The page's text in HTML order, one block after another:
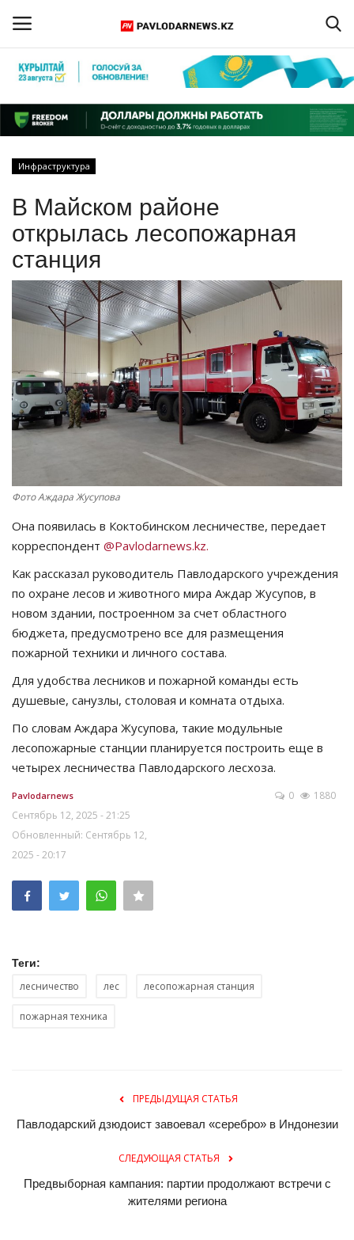
Регистрация
Главная
ПАВЛОДАРСКАЯ ОБЛАСТЬ
КАЗАХСТАН
МИР
СПЕЦПРОЕКТЫ
СПОРТ
Чек-лист
OFFICIAL
Курултай
Язык
Қазақша Русский
Инфраструктура
В Майском районе
открылась лесопожарная
станция
Фото Аждара Жусупова
Она появилась в Коктобинском лесничестве, передает
корреспондент @Pavlodarnews.kz.
Как рассказал руководитель Павлодарского учреждения
по охране лесов и животного мира Аждар Жусупов, в
новом здании, построенном за счет областного
бюджета, предусмотрено все для размещения
пожарной техники и личного состава.
Для удобства лесников и пожарной команды есть
душевые, санузлы, столовая и комната отдыха.
По словам Аждара Жусупова, такие модульные
лесопожарные станции планируется построить еще в
четырех лесничества Павлодарского лесхоза.
Pavlodarnews
Сентябрь 12, 2025 - 21:25
Обновленный: Сентябрь 12,
2025 - 20:17
0 1880
Теги:
лесничество лес лесопожарная станция
пожарная техника
ПРЕДЫДУЩАЯ СТАТЬЯ
Павлодарский дзюдоист завоевал «серебро» в Индонезии
СЛЕДУЮЩАЯ СТАТЬЯ
Предвыборная кампания: партии продолжают встречи с
жителями региона